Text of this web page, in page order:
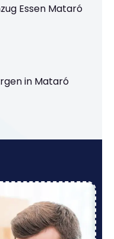
Essen Mataró
in Mataró